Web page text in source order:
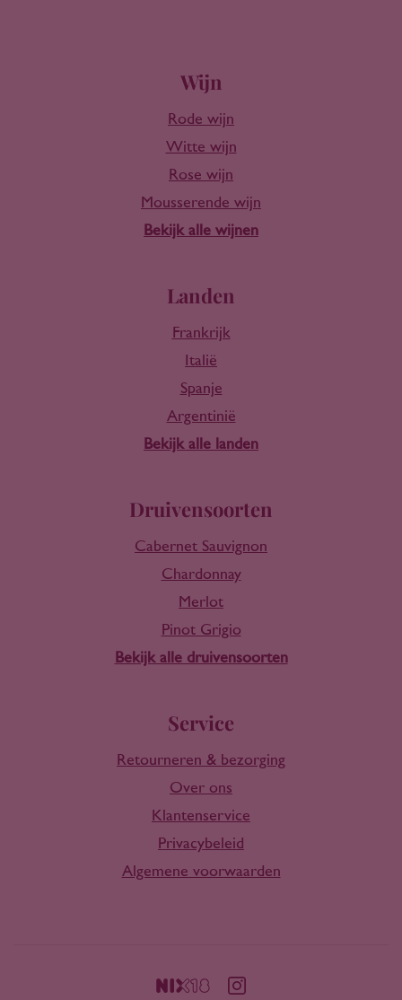
Wijn
Rode wijn
Witte wijn
Rose wijn
Mousserende wijn
Bekijk alle wijnen
Landen
Frankrijk
Italië
Spanje
Argentinië
Bekijk alle landen
Druivensoorten
Cabernet Sauvignon
Chardonnay
Merlot
Pinot Grigio
Bekijk alle druivensoorten
Service
Retourneren & bezorging
Over ons
Klantenservice
Privacybeleid
Algemene voorwaarden